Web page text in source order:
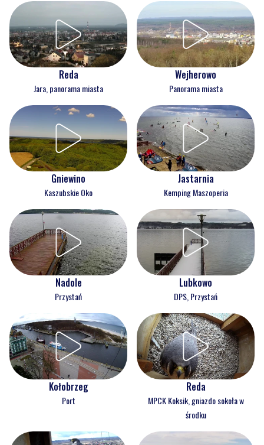
Reda
Jara, panorama miasta
Wejherowo
Panorama miasta
Gniewino
Kaszubskie Oko
Jastarnia
Kemping Maszoperia
Nadole
Przystań
Lubkowo
DPS, Przystań
Kołobrzeg
Port
Reda
MPCK Koksik, gniazdo sokoła w
środku